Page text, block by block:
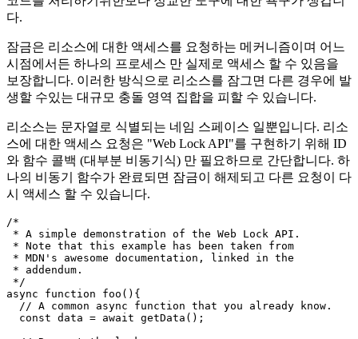
이제 프로그레시브 웹 앱이 WebWorkers 및 ServiceWorker를 도
경되었습니다. 웹 앱에서 진정한 병렬 처리가 가능하므로 병렬
코드를 처리하기위한보다 정교한 도구에 대한 욕구가 생깁니
다.
시점에서든 하나의 프로세스 만 실제로 액세스 할 수 있음을
보장합니다. 이러한 방식으로 리소스를 잠그면 다른 경우에 발
생할 수있는 대규모 충돌 영역 집합을 피할 수 있습니다.
리소스는 문자열로 식별되는 네임 스페이스 일뿐입니다. 리소
와 함수 콜백 (대부분 비동기식) 만 필요하므로 간단합니다. 하
나의 비동기 함수가 완료되면 잠금이 해제되고 다른 요청이 다
시 액세스 할 수 있습니다.
/*
* A simple demonstration of the Web Lock API.
* Note that this example has been taken from
* MDN's awesome documentation, linked in the